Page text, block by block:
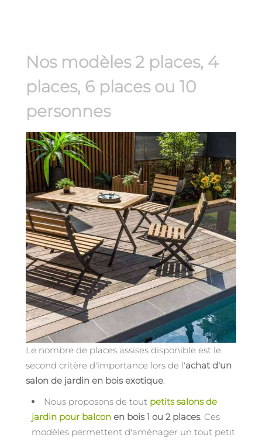
Nos modèles 2 places, 4
places, 6 places ou 10
personnes
Le nombre de places assises disponible est le
second critère d'importance lors de l'achat d'un
salon de jardin en bois exotique.
Nous proposons de tout petits salons de
jardin pour balcon en bois 1 ou 2 places. Ces
modèles permettent d'aménager un tout petit